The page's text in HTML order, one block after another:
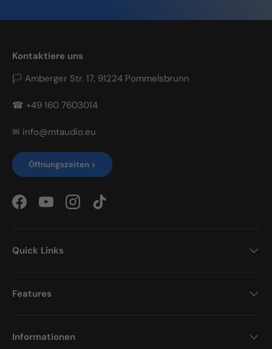
Kontaktiere uns
🏳 Amberger Str. 17, 91224 Pommelsbrunn
☎ +49 160 7603014
✉ info@mtaudio.eu
Öffnungszeiten >
FacebookYouTubeInstagramTikTok
Quick Links
Features
Informationen